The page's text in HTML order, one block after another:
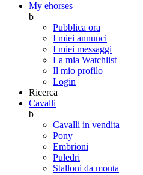
My ehorses
b
Pubblica ora
I miei annunci
I miei messaggi
La mia Watchlist
Il mio profilo
Login
Ricerca
Cavalli
b
Cavalli in vendita
Pony
Embrioni
Puledri
Stalloni da monta